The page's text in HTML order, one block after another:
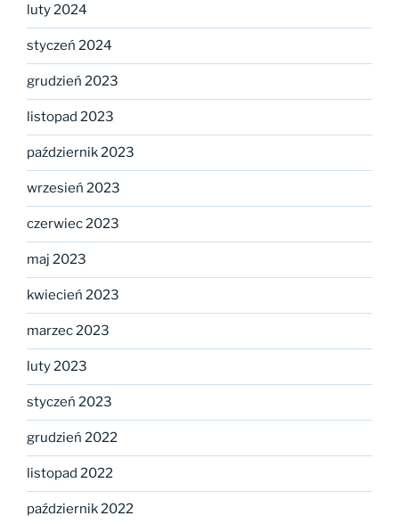
luty 2024
styczeń 2024
grudzień 2023
listopad 2023
październik 2023
wrzesień 2023
czerwiec 2023
maj 2023
kwiecień 2023
marzec 2023
luty 2023
styczeń 2023
grudzień 2022
listopad 2022
październik 2022